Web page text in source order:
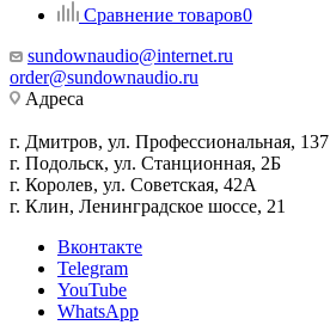
Сравнение товаров0
sundownaudio@internet.ru
order@sundownaudio.ru
Адреса
г. Дмитров, ул. Профессиональная, 137
г. Подольск, ул. Станционная, 2Б
г. Королев, ул. Советская, 42А
г. Клин, Ленинградское шоссе, 21
Вконтакте
Telegram
YouTube
WhatsApp